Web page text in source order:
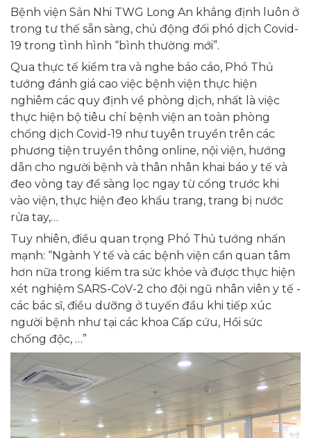
Bệnh viện Sản Nhi TWG Long An khẳng định luôn ở
trong tư thế sẵn sàng, chủ động đối phó dịch Covid-
19 trong tình hình “bình thường mới”.
Qua thực tế kiểm tra và nghe báo cáo, Phó Thủ
tướng đánh giá cao việc bệnh viện thực hiện
nghiêm các quy định về phòng dịch, nhất là việc
thực hiện bộ tiêu chí bệnh viện an toàn phòng
chống dịch Covid-19 như tuyên truyền trên các
phương tiện truyền thông online, nội viện, hướng
dẫn cho người bệnh và thân nhân khai báo y tế và
đeo vòng tay để sàng lọc ngay từ cổng trước khi
vào viện, thực hiện đeo khẩu trang, trang bị nước
rửa tay,…
Tuy nhiên, điều quan trọng Phó Thủ tướng nhấn
mạnh: “Ngành Y tế và các bệnh viện cần quan tâm
hơn nữa trong kiểm tra sức khỏe và được thực hiện
xét nghiệm SARS-CoV-2 cho đội ngũ nhân viên y tế -
các bác sĩ, điều dưỡng ở tuyến đầu khi tiếp xúc
người bệnh như tại các khoa Cấp cứu, Hồi sức
chống độc, …”